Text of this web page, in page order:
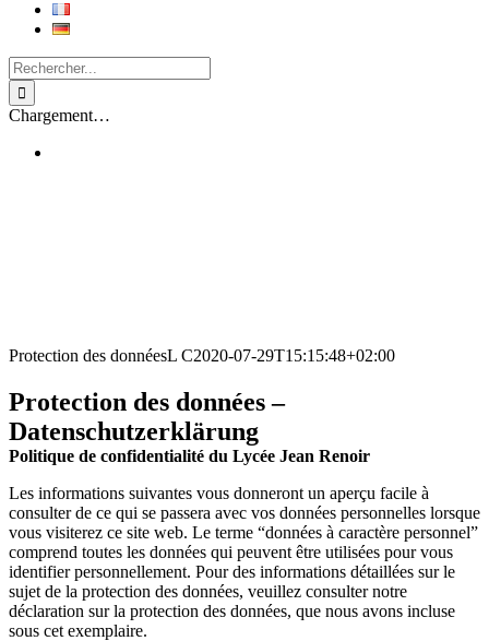
Rechercher:
Chargement…
Protection des donnéesL C2020-07-29T15:15:48+02:00
Protection des données –
Datenschutzerklärung
Politique de confidentialité du Lycée Jean Renoir
Les informations suivantes vous donneront un aperçu facile à
consulter de ce qui se passera avec vos données personnelles lorsque
vous visiterez ce site web. Le terme “données à caractère personnel”
comprend toutes les données qui peuvent être utilisées pour vous
identifier personnellement. Pour des informations détaillées sur le
sujet de la protection des données, veuillez consulter notre
déclaration sur la protection des données, que nous avons incluse
sous cet exemplaire.